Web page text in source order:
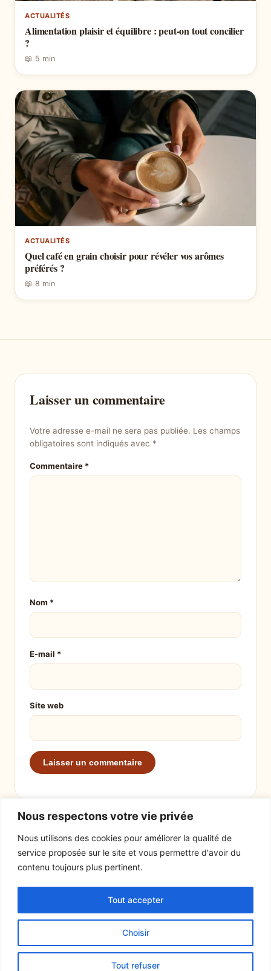
Nous respectons votre vie privée
Nous utilisons des cookies pour améliorer la qualité de
service proposée sur le site et vous permettre d'avoir du
contenu toujours plus pertinent.
Choisir
Tout refuser
Tout accepter
ACTUALITÉS
Alimentation plaisir et équilibre : peut-on tout concilier
?
📖 5 min
ACTUALITÉS
Quel café en grain choisir pour révéler vos arômes
préférés ?
📖 8 min
Laisser un commentaire
Votre adresse e-mail ne sera pas publiée. Les champs
obligatoires sont indiqués avec *
Commentaire *
Nom *
E-mail *
Site web
Actualités
Mentions légales
© 2026 Tout un fromage